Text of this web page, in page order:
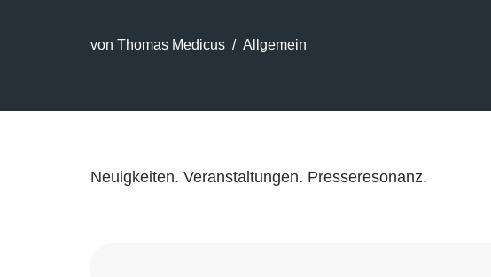
von Thomas Medicus Allgemein
Neuigkeiten. Veranstaltungen. Presseresonanz.